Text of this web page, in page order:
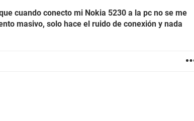
cuando conecto mi Nokia 5230 a la pc no se me
masivo, solo hace el ruido de conexión y nada